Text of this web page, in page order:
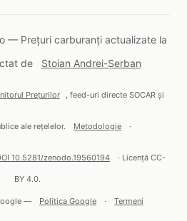
— Prețuri carburanți actualizate la
de
Stoian Andrei-Șerban
Prețurilor , feed-uri directe SOCAR și
ale rețelelor. Metodologie ·
10.5281/zenodo.19560194 · Licență CC-
BY 4.0.
— Politica Google · Termeni